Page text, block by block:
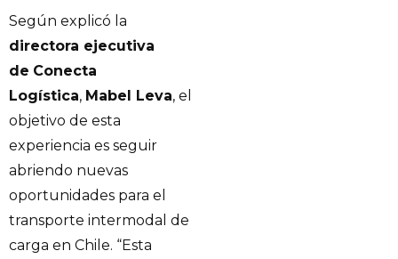
Según explicó la
directora ejecutiva
de Conecta
Logística, Mabel Leva, el
objetivo de esta
experiencia es seguir
abriendo nuevas
oportunidades para el
transporte intermodal de
carga en Chile. “Esta